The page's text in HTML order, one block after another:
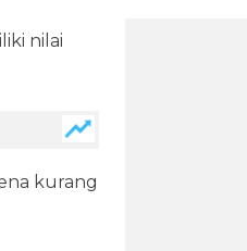
nilai
kurang